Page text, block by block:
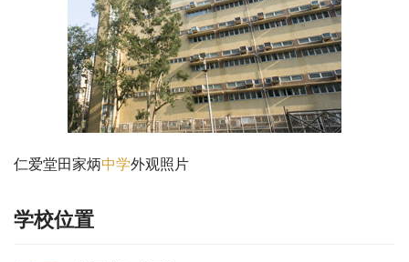
仁爱堂田家炳中学外观照片
学校位置